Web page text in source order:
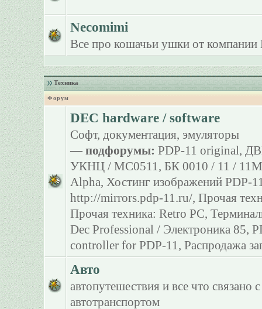
Necomimi
Все про кошачьи ушки от компании
Техника
Форум
DEC hardware / software
Софт, документация, эмуляторы
— подфорумы: PDP-11 original ,
УКНЦ / МС0511 , БК 0010 / 11 / 11M
Alpha, Хостинг изображений PDP-
http://mirrors.pdp-11.ru/, Прочая
Прочая техника: Retro PC,
Dec Professional / Электроника 85,
controller for PDP-11 , Распродажа
Авто
автопутешествия и все что связано с
автотранспортом